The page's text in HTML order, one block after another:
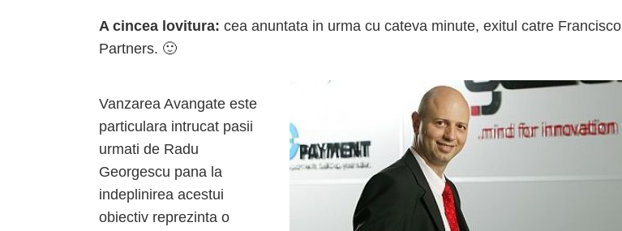
A cincea lovitura: cea anuntata in urma cu cateva minute, exitul catre Francisco
Partners. 🙂
Vanzarea Avangate este
particulara intrucat pasii
urmati de Radu
Georgescu pana la
indeplinirea acestui
obiectiv reprezinta o